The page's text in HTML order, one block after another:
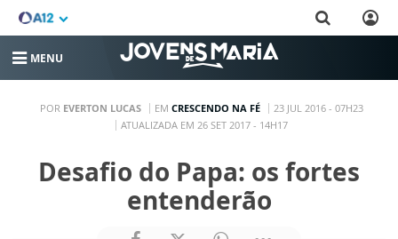
MENU
POR EVERTON LUCAS EM CRESCENDO NA FÉ
23 JUL 2016 - 07H23
ATUALIZADA EM 26 SET 2017 - 14H17
Desafio do Papa: os fortes
entenderão